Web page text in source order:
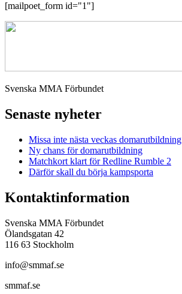
[mailpoet_form id="1"]
Svenska MMA Förbundet
Senaste nyheter
Missa inte nästa veckas domarutbildning
Ny chans för domarutbildning
Matchkort klart för Redline Rumble 2
Därför skall du börja kampsporta
Kontaktinformation
Svenska MMA Förbundet
Ölandsgatan 42
116 63 Stockholm
info@smmaf.se
smmaf.se